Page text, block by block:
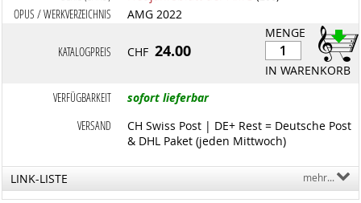
OPUS / WERKVERZEICHNIS
AMG 2022
MENGE
IN WARENKORB
KATALOGPREIS CHF24.00
VERFÜGBARKEIT
sofort lieferbar
VERSAND
CH Swiss Post | DE+ Rest = Deutsche Post
& DHL Paket (jeden Mittwoch)
LINK-LISTE mehr...